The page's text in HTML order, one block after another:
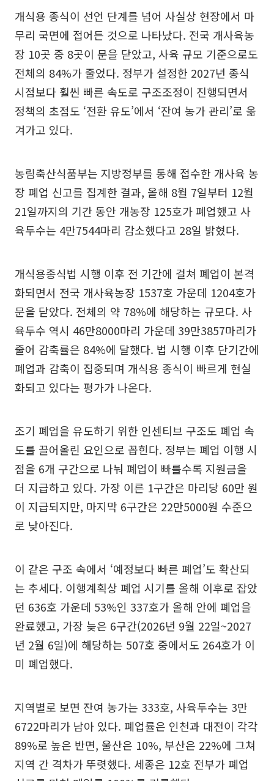
개식용 종식이 선언 단계를 넘어 사실상 현장에서 마
무리 국면에 접어든 것으로 나타났다. 전국 개사육농
장 10곳 중 8곳이 문을 닫았고, 사육 규모 기준으로도
전체의 84%가 줄었다. 정부가 설정한 2027년 종식
시점보다 훨씬 빠른 속도로 구조조정이 진행되면서
정책의 초점도 ‘전환 유도’에서 ‘잔여 농가 관리’로 옮
겨가고 있다.
농림축산식품부는 지방정부를 통해 접수한 개사육 농
장 폐업 신고를 집계한 결과, 올해 8월 7일부터 12월
21일까지의 기간 동안 개농장 125호가 폐업했고 사
육두수는 4만7544마리 감소했다고 28일 밝혔다.
개식용종식법 시행 이후 전 기간에 걸쳐 폐업이 본격
화되면서 전국 개사육농장 1537호 가운데 1204호가
문을 닫았다. 전체의 약 78%에 해당하는 규모다. 사
육두수 역시 46만8000마리 가운데 39만3857마리가
줄어 감축률은 84%에 달했다. 법 시행 이후 단기간에
폐업과 감축이 집중되며 개식용 종식이 빠르게 현실
화되고 있다는 평가가 나온다.
조기 폐업을 유도하기 위한 인센티브 구조도 폐업 속
도를 끌어올린 요인으로 꼽힌다. 정부는 폐업 이행 시
점을 6개 구간으로 나눠 폐업이 빠를수록 지원금을
더 지급하고 있다. 가장 이른 1구간은 마리당 60만 원
이 지급되지만, 마지막 6구간은 22만5000원 수준으
로 낮아진다.
이 같은 구조 속에서 ‘예정보다 빠른 폐업’도 확산되
는 추세다. 이행계획상 폐업 시기를 올해 이후로 잡았
던 636호 가운데 53%인 337호가 올해 안에 폐업을
완료했고, 가장 늦은 6구간(2026년 9월 22일~2027
년 2월 6일)에 해당하는 507호 중에서도 264호가 이
미 폐업했다.
지역별로 보면 잔여 농가는 333호, 사육두수는 3만
6722마리가 남아 있다. 폐업률은 인천과 대전이 각각
89%로 높은 반면, 울산은 10%, 부산은 22%에 그쳐
지역 간 격차가 뚜렷했다. 세종은 12호 전부가 폐업